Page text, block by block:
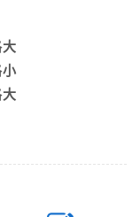
大
小
大